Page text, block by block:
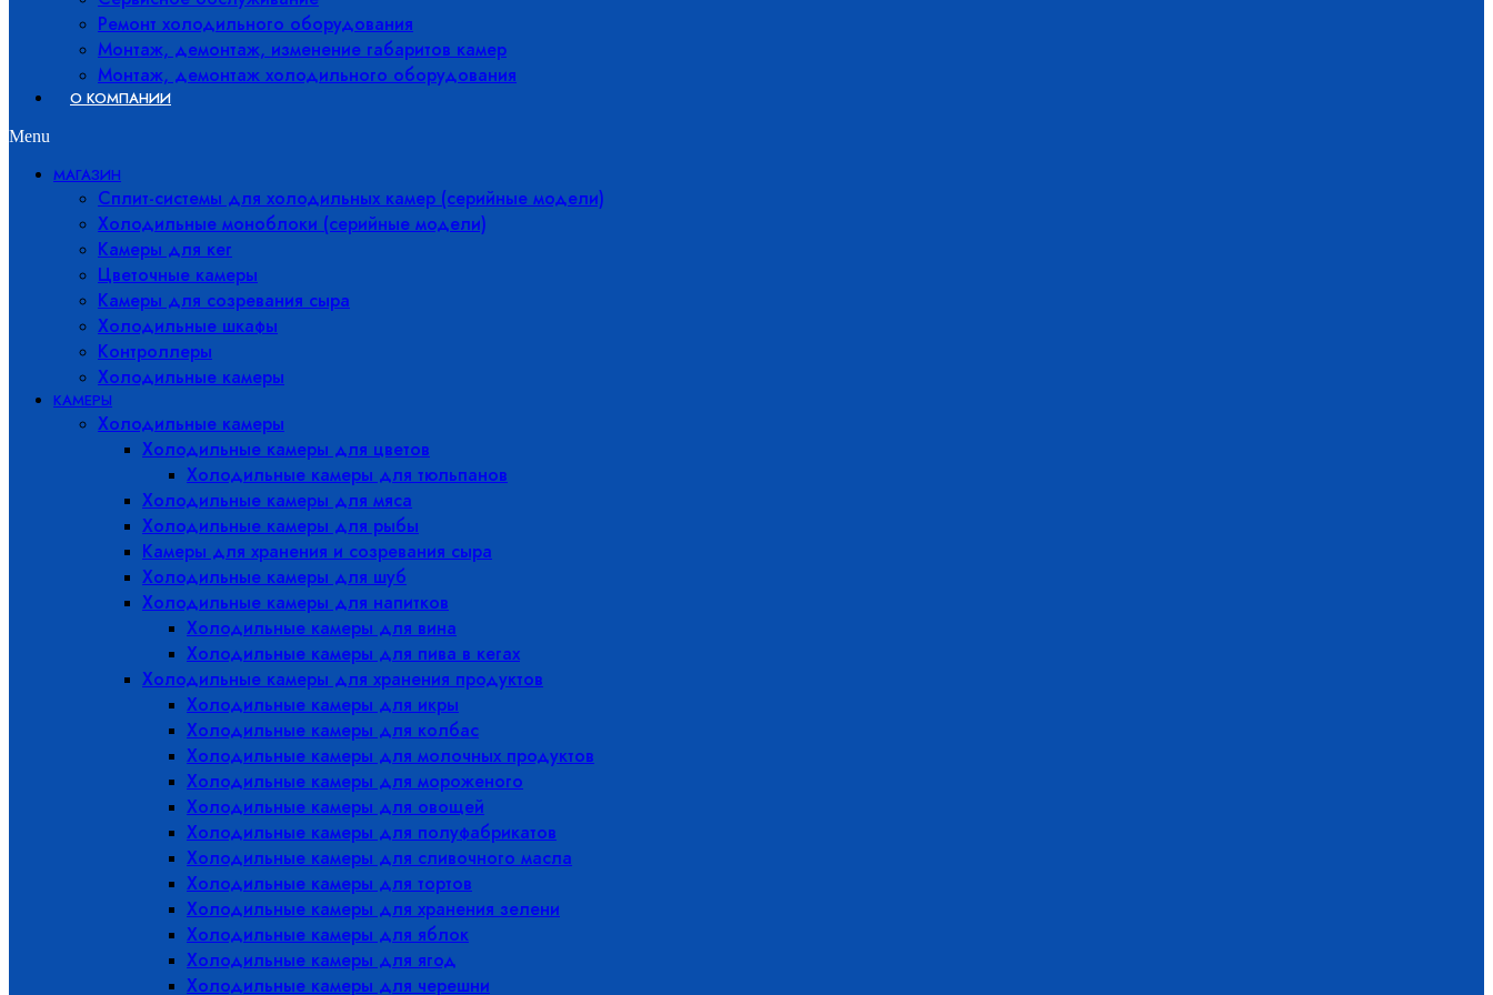
Ремонт холодильного оборудования
Монтаж, демонтаж, изменение габаритов камер
Монтаж, демонтаж холодильного оборудования
О КОМПАНИИ
Menu
МАГАЗИН
Сплит-системы для холодильных камер (серийные модели)
Холодильные моноблоки (серийные модели)
Камеры для кег
Цветочные камеры
Камеры для созревания сыра
Холодильные шкафы
Контроллеры
Холодильные камеры
КАМЕРЫ
Холодильные камеры
Холодильные камеры для цветов
Холодильные камеры для тюльпанов
Холодильные камеры для мяса
Холодильные камеры для рыбы
Камеры для хранения и созревания сыра
Холодильные камеры для шуб
Холодильные камеры для напитков
Холодильные камеры для вина
Холодильные камеры для пива в кегах
Холодильные камеры для хранения продуктов
Холодильные камеры для икры
Холодильные камеры для колбас
Холодильные камеры для молочных продуктов
Холодильные камеры для мороженого
Холодильные камеры для овощей
Холодильные камеры для полуфабрикатов
Холодильные камеры для сливочного масла
Холодильные камеры для тортов
Холодильные камеры для хранения зелени
Холодильные камеры для яблок
Холодильные камеры для ягод
Холодильные камеры для черешни